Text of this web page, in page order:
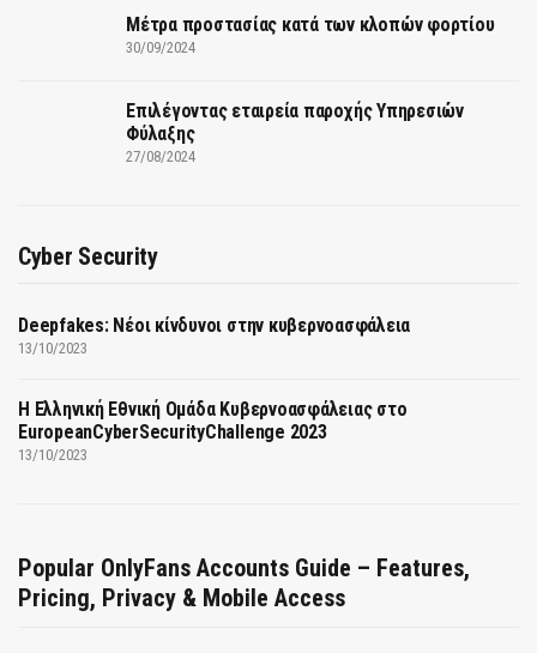
Μέτρα προστασίας κατά των κλοπών φορτίου
30/09/2024
Επιλέγοντας εταιρεία παροχής Υπηρεσιών
Φύλαξης
27/08/2024
Cyber Security
Deepfakes: Νέοι κίνδυνοι στην κυβερνοασφάλεια
13/10/2023
Η Ελληνική Εθνική Ομάδα Κυβερνοασφάλειας στο
EuropeanCyberSecurityChallenge 2023
13/10/2023
Popular OnlyFans Accounts Guide – Features,
Pricing, Privacy & Mobile Access